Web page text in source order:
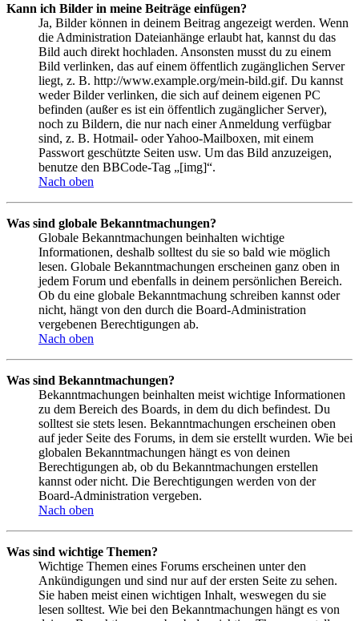
Kann ich Bilder in meine Beiträge einfügen?
Ja, Bilder können in deinem Beitrag angezeigt werden. Wenn
die Administration Dateianhänge erlaubt hat, kannst du das
Bild auch direkt hochladen. Ansonsten musst du zu einem
Bild verlinken, das auf einem öffentlich zugänglichen Server
liegt, z. B. http://www.example.org/mein-bild.gif. Du kannst
weder Bilder verlinken, die sich auf deinem eigenen PC
befinden (außer es ist ein öffentlich zugänglicher Server),
noch zu Bildern, die nur nach einer Anmeldung verfügbar
sind, z. B. Hotmail- oder Yahoo-Mailboxen, mit einem
Passwort geschützte Seiten usw. Um das Bild anzuzeigen,
benutze den BBCode-Tag „[img]“.
Nach oben
Was sind globale Bekanntmachungen?
Globale Bekanntmachungen beinhalten wichtige
Informationen, deshalb solltest du sie so bald wie möglich
lesen. Globale Bekanntmachungen erscheinen ganz oben in
jedem Forum und ebenfalls in deinem persönlichen Bereich.
Ob du eine globale Bekanntmachung schreiben kannst oder
nicht, hängt von den durch die Board-Administration
vergebenen Berechtigungen ab.
Nach oben
Was sind Bekanntmachungen?
Bekanntmachungen beinhalten meist wichtige Informationen
zu dem Bereich des Boards, in dem du dich befindest. Du
solltest sie stets lesen. Bekanntmachungen erscheinen oben
auf jeder Seite des Forums, in dem sie erstellt wurden. Wie bei
globalen Bekanntmachungen hängt es von deinen
Berechtigungen ab, ob du Bekanntmachungen erstellen
kannst oder nicht. Die Berechtigungen werden von der
Board-Administration vergeben.
Nach oben
Was sind wichtige Themen?
Wichtige Themen eines Forums erscheinen unter den
Ankündigungen und sind nur auf der ersten Seite zu sehen.
Sie haben meist einen wichtigen Inhalt, weswegen du sie
lesen solltest. Wie bei den Bekanntmachungen hängt es von